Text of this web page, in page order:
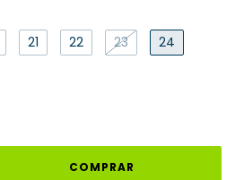
21 22 23
24